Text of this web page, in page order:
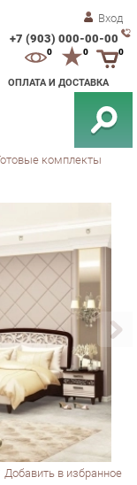
Вход
+7 (903) 000-00-00
ОПЛАТА И ДОСТАВКА
0 0
комплекты
в избранное
ВИТРА